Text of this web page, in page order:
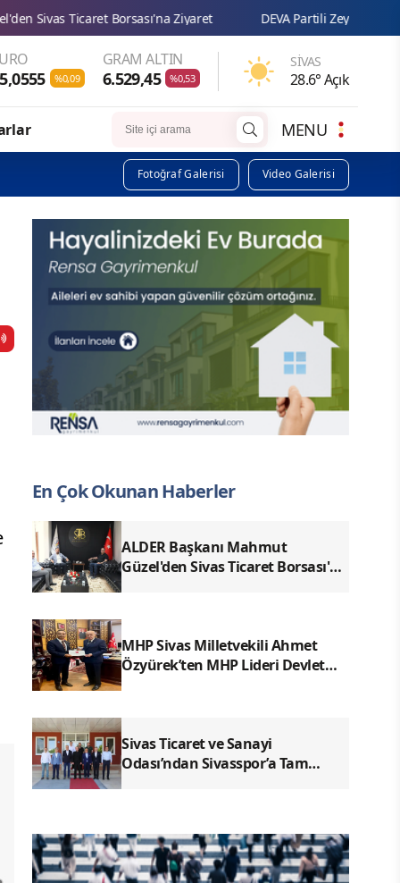
Borsası'na Ziyaret DEVA Partili Zeynep Sudan:
%0,09
GRAM ALTIN
6.529,45 %0,53
SIVAS
28.6° Açık
MENU
Fotoğraf Galerisi Video Galerisi
En Çok Okunan Haberler
ALDER Başkanı Mahmut
Güzel'den Sivas Ticaret Borsası'na
MHP Sivas Milletvekili Ahmet
Özyürek’ten MHP Lideri Devlet
Sivas Ticaret ve Sanayi
Odası’ndan Sivasspor’a Tam